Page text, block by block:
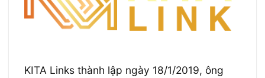
KITA Links thành lập ngày 18/1/2019, ông